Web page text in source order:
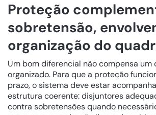
Proteção
sobretensão,
organização do
Um bom diferencial não compensa um
organizado. Para que a proteção
prazo, o sistema deve estar
estrutura coerente: disjuntores
contra sobretensões quando